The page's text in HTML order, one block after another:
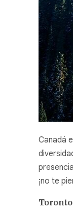
Canadá
¡no te